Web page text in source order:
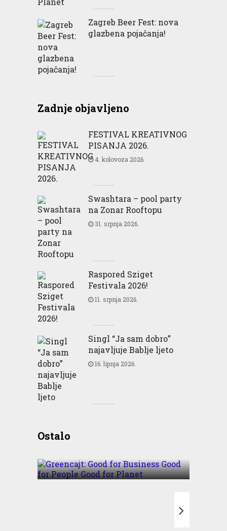
Zagreb Beer Fest: nova
glazbena pojačanja!
Zadnje objavljeno
FESTIVAL KREATIVNOG
PISANJA 2026.
4. kolovoza 2026.
Swashtara – pool party
na Zonar Rooftopu
31. srpnja 2026.
Raspored Sziget
Festivala 2026!
11. srpnja 2026.
Singl “Ja sam dobro”
najavljuje Bablje ljeto
16. lipnja 2026.
OstaloBusiness Good for People